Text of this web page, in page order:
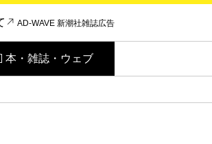
AD-WAVE 新潮社雑誌広告
本・雑誌・ウェブ